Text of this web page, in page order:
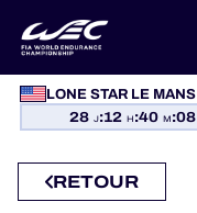
LONE STAR LE MANS
28 J:12 H:40 M:07
À PROPOS DU FIA WEC
CALENDRIER
RETOUR